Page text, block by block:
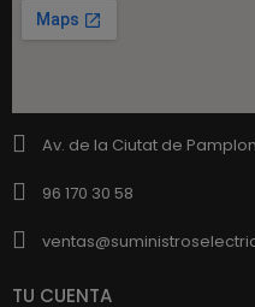
Av. de la Ciutat de
96 170 30 58
TU CUENTA